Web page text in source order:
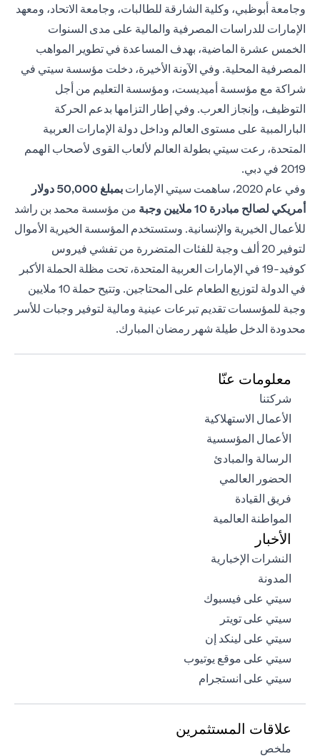
وجامعة أبوظبي، وكلية الشارقة للطالبات، وجامعة الاتحاد، ومعهد
الإمارات للدراسات المصرفية والمالية على مدى السنوات
الخمس عشرة الماضية، بهدف المساعدة في تطوير المواهب
المصرفية المحلية. وفي الآونة الأخيرة، دخلت مؤسسة سيتي في
شراكة مع مؤسسة أميديست، ومؤسسة التعليم من أجل
التوظيف، وإنجاز العرب. وفي إطار التزامها بدعم الحركة
البارالمبية على مستوى العالم وداخل دولة الإمارات العربية
المتحدة، رعت سيتي بطولة العالم لألعاب القوى لأصحاب الهمم
2019 في دبي.
وفي عام 2020، ساهمت سيتي الإمارات
بمبلغ 50,000
دولار
أمريكي لصالح مبادرة 10 ملايين وجبة
من مؤسسة محمد بن راشد
للأعمال الخيرية والإنسانية. وستستخدم المؤسسة الخيرية الأموال
لتوفير 20 ألف وجبة للفئات المتضررة من تفشي فيروس
كوفيد-19 في الإمارات العربية المتحدة، تحت مظلة الحملة الأكبر
في الدولة لتوزيع الطعام على المحتاجين. وتتيح حملة 10 ملايين
وجبة للمؤسسات تقديم تبرعات عينية ومالية لتوفير وجبات للأسر
محدودة الدخل طيلة شهر رمضان المبارك.
معلومات عنّا
شركتنا
الأعمال الاستهلاكية
الأعمال المؤسسية
الرسالة والمبادئ
الحضور العالمي
فريق القيادة
المواطنة العالمية
الأخبار
النشرات الإخبارية
المدونة
سيتي على فيسبوك
سيتي على تويتر
سيتي على لينكد إن
سيتي على موقع يوتيوب
سيتي على انستجرام
علاقات المستثمرين
ملخص